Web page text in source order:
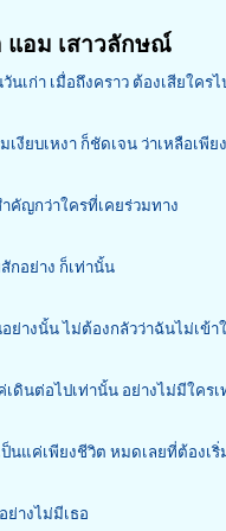
แอม เสาวลักษณ์
เก่า เมื่อถึงคราว ต้องเสียใครไ
งียบเหงา ก็ชัดเจน ว่าเหลือเพีย
คัญกว่าใครที่เคยร่วมทาง
กอย่าง ก็เท่านั้น
ย่างนั้น ไม่ต้องกลัวว่าฉันไม่เข้า
ดินต่อไปเท่านั้น อย่างไม่มีใครเ
นแค่เพียงชีวิต หมดเลยที่ต้องเริ่
ย่างไม่มีเธอ